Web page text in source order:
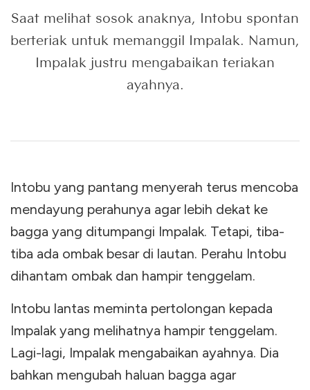
Saat melihat sosok anaknya, Intobu spontan
berteriak untuk memanggil Impalak. Namun,
Impalak justru mengabaikan teriakan
ayahnya.
Intobu yang pantang menyerah terus mencoba
mendayung perahunya agar lebih dekat ke
bagga yang ditumpangi Impalak. Tetapi, tiba-
tiba ada ombak besar di lautan. Perahu Intobu
dihantam ombak dan hampir tenggelam.
Intobu lantas meminta pertolongan kepada
Impalak yang melihatnya hampir tenggelam.
Lagi-lagi, Impalak mengabaikan ayahnya. Dia
bahkan mengubah haluan bagga agar